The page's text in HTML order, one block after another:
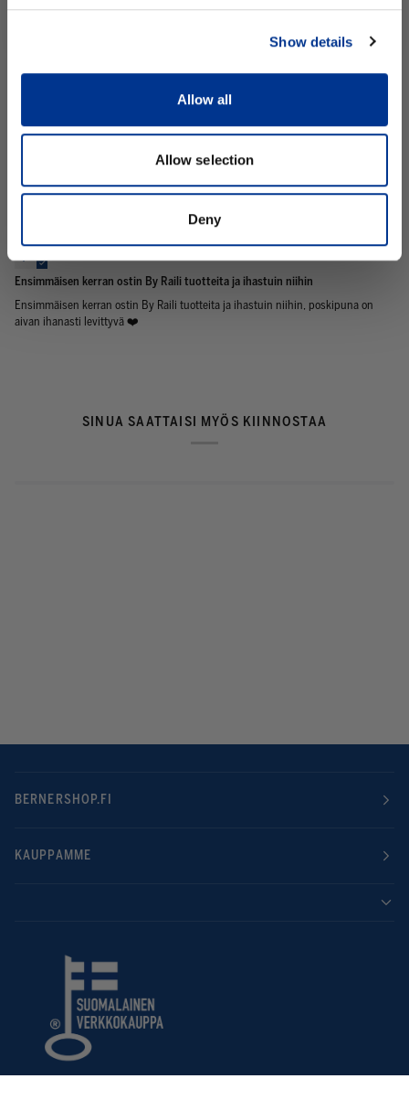
Show details
Allow all
Allow selection
Deny
Levittyy todella kauniisti ja pysyy koko päivän
Levittyy todella kauniisti ja pysyy koko päivän.
Leena Teerikorpi
Ensimmäisen kerran ostin By Raili tuotteita ja ihastuin niihin
Ensimmäisen kerran ostin By Raili tuotteita ja ihastuin niihin, poskipuna on
aivan ihanasti levittyvä ❤️
SINUA SAATTAISI MYÖS KIINNOSTAA
BERNERSHOP.FI
KAUPPAMME
Ei kiitos.